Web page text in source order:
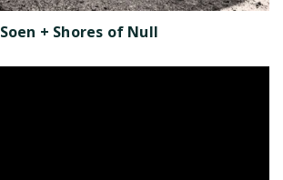
Soen + Shores of Null